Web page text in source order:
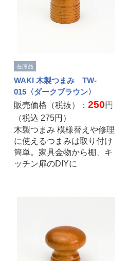
在庫品
WAKI 木製つまみ TW-
015〈ダークブラウン〉
販売価格（税抜）：250円
（税込 275円）
木製つまみ 模様替えや修理
に使えるつまみは取り付け
簡単。家具金物から棚、キ
ッチン扉のDIYに